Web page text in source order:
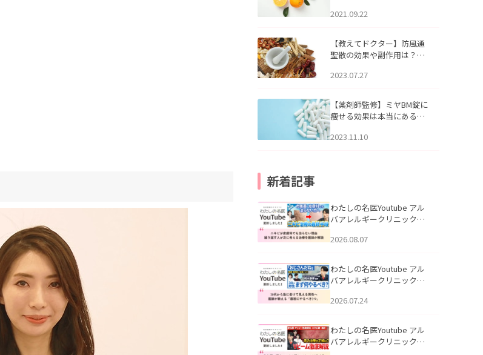
2021.09.22
【教えてドクター】防風通
聖散の効果や副作用は？長
2023.07.27
【薬剤師監修】ミヤBM錠に
痩せる効果は本当にある
2023.11.10
新着記事
わたしの名医Youtube アル
バアレルギークリニック札
らない理由｜繰り返す人が
説」を公開いたしました。
2026.08.07
わたしの名医Youtube アル
バアレルギークリニック札
える男性へ｜医師が教える
公開いたしました。
2026.07.24
わたしの名医Youtube アル
バアレルギークリニック札